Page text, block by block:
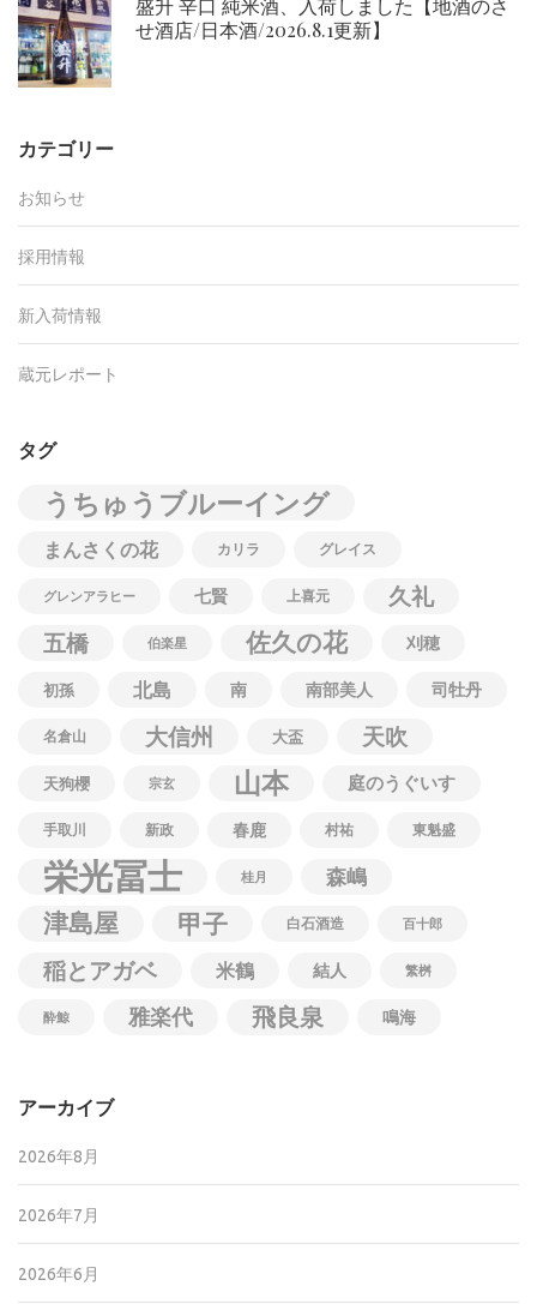
盛升 辛口 純米酒、入荷しました【地酒のさ
せ酒店/日本酒/2026.8.1更新】
カテゴリー
お知らせ
採用情報
新入荷情報
蔵元レポート
タグ
うちゅうブルーイング
まんさくの花 カリラ グレイス
グレンアラヒー 七賢 上喜元
久礼
五橋
伯楽星 佐久の花 刈穂
初孫 北島 南 南部美人 司牡丹
名倉山 大信州 大盃 天吹
天狗櫻 宗玄 山本 庭のうぐいす
手取川 新政 春鹿 村祐 東魁盛
栄光冨士 桂月 森嶋
津島屋 甲子 白石酒造 百十郎
稲とアガベ 米鶴 結人 繁桝
酔鯨 雅楽代 飛良泉 鳴海
アーカイブ
2026年8月
2026年7月
2026年6月